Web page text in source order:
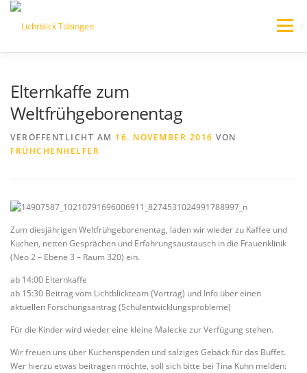
Zum
springen
Menü
Elternkaffe zum
Weltfrühgeborenentag
VERÖFFENTLICHT AM 16. NOVEMBER 2016 VON
FRÜHCHENHELFER
Zum diesjährigen Weltfrühgeborenentag, laden wir wieder zu Kaffee und
Kuchen, netten Gesprächen und Erfahrungsaustausch in die Frauenklinik
(Neo 2 – Ebene 3 – Raum 320) ein.
ab 14:00 Elternkaffe
ab 15:30 Beitrag vom Lichtblickteam (Vortrag) und Info über einen
aktuellen Forschungsantrag (Schulentwicklungsprobleme)
Für die Kinder wird wieder eine kleine Malecke zur Verfügung stehen.
Wir freuen uns über Kuchenspenden und salziges Gebäck für das Buffet.
Wer hierzu etwas beitragen möchte, soll sich bitte bei Tina Kuhn melden: